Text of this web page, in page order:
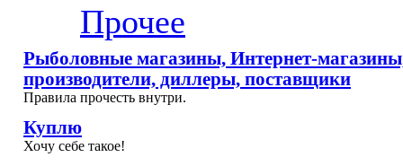
Прочее
Рыболовные магазины, Интернет-
производители, диллеры, поставщики
Правила прочесть внутри.
Куплю
Хочу себе такое!